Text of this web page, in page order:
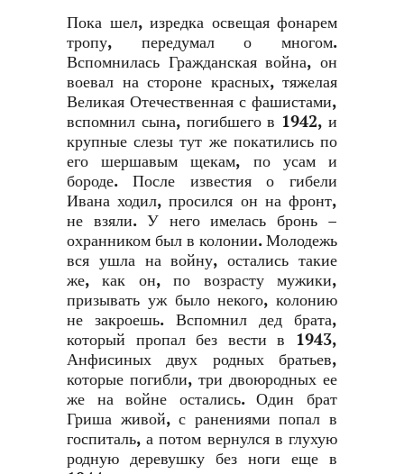
Пока шел, изредка освещая фонарем
тропу, передумал о многом.
Вспомнилась Гражданская война, он
воевал на стороне красных, тяжелая
Великая Отечественная с фашистами,
вспомнил сына, погибшего в 1942, и
крупные слезы тут же покатились по
его шершавым щекам, по усам и
бороде. После известия о гибели
Ивана ходил, просился он на фронт,
не взяли. У него имелась бронь –
охранником был в колонии. Молодежь
вся ушла на войну, остались такие
же, как он, по возрасту мужики,
призывать уж было некого, колонию
не закроешь. Вспомнил дед брата,
который пропал без вести в 1943,
Анфисиных двух родных братьев,
которые погибли, три двоюродных ее
же на войне остались. Один брат
Гриша живой, с ранениями попал в
госпиталь, а потом вернулся в глухую
родную деревушку без ноги еще в